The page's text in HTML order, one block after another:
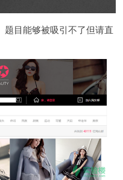
题目能够被吸引不了但请直